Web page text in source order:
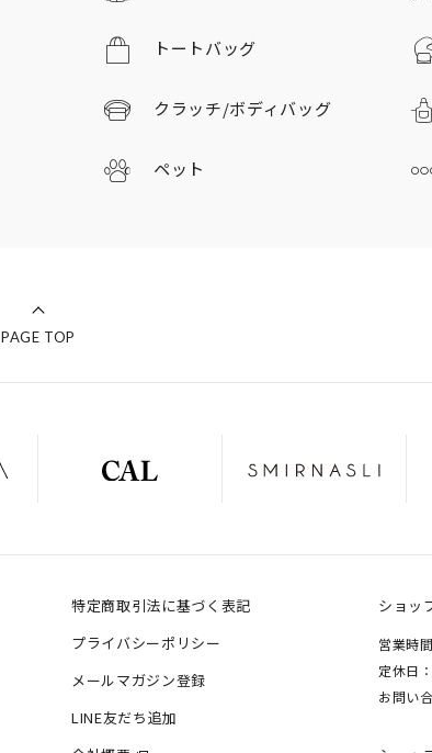
トートバッグ
クラッチ/ボディバッグ
ペット
PAGE TOP
特定商取引法に基づく表記
プライバシーポリシー
メールマガジン登録
LINE友だち追加
ショッ
営業時
定休日
お問い